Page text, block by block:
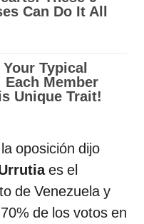
oposición dijo
es el
de Venezuela y
de los votos en